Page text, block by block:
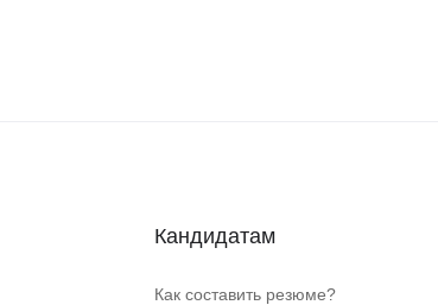
Кандидатам
Как составить резюме?